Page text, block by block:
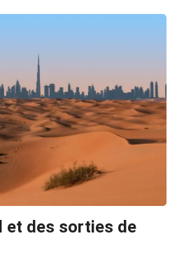
et des sorties de